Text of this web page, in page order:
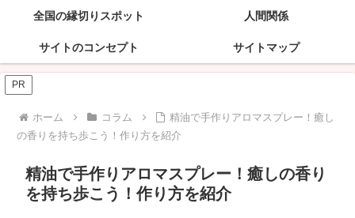
全国の縁切りスポット 人間関係
サイトのコンセプト サイトマップ
PR
ホーム コラム
精油で手作りアロマスプレー！癒し
の香りを持ち歩こう！作り方を紹介
精油で手作りアロマスプレー！癒しの香り
を持ち歩こう！作り方を紹介